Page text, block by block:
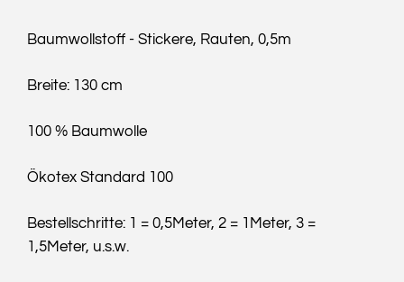
Baumwollstoff - Stickere, Rauten, 0,5m
Breite: 130 cm
100 % Baumwolle
Ökotex Standard 100
Bestellschritte: 1 = 0,5Meter, 2 = 1Meter, 3 =
1,5Meter, u.s.w.